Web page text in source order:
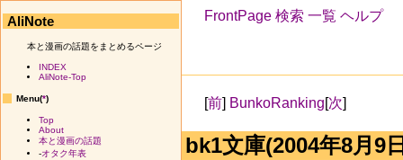
FrontPage 検索 一覧 ヘルプ
[前] BunkoRanking[次]
bk1文庫(2004年8月9
AliNote
本と漫画の話題をまとめるページ
INDEX
AliNote-Top
Menu(*)
Top
About
本と漫画の話題
-オタク年表